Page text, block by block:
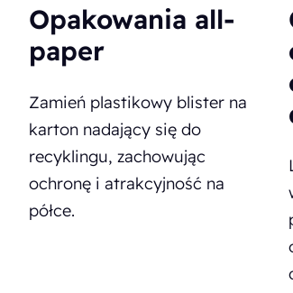
Opakowania all-
paper
Zamień plastikowy blister na
karton nadający się do
recyklingu, zachowując
ochronę i atrakcyjność na
półce.